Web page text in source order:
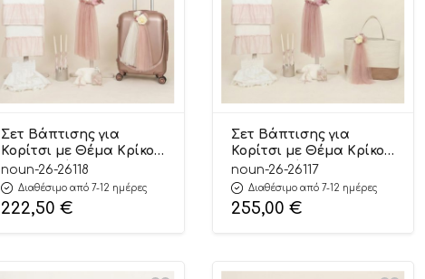
Σετ Βάπτισης για
Κορίτσι με Θέμα Κρίκος
με Λουλούδια και
Όνομα Εκρού-Σάπιο
Μήλο 26118
noun-26-26118
Διαθέσιμο από 7-12 ημέρες
222,50 €
Σετ Βάπτισης για
Κορίτσι με Θέμα Κρίκος
με Λουλούδια και
Όνομα Εκρού-Σάπιο
Μήλο 26117
noun-26-26117
Διαθέσιμο από 7-12 ημέρες
255,00 €